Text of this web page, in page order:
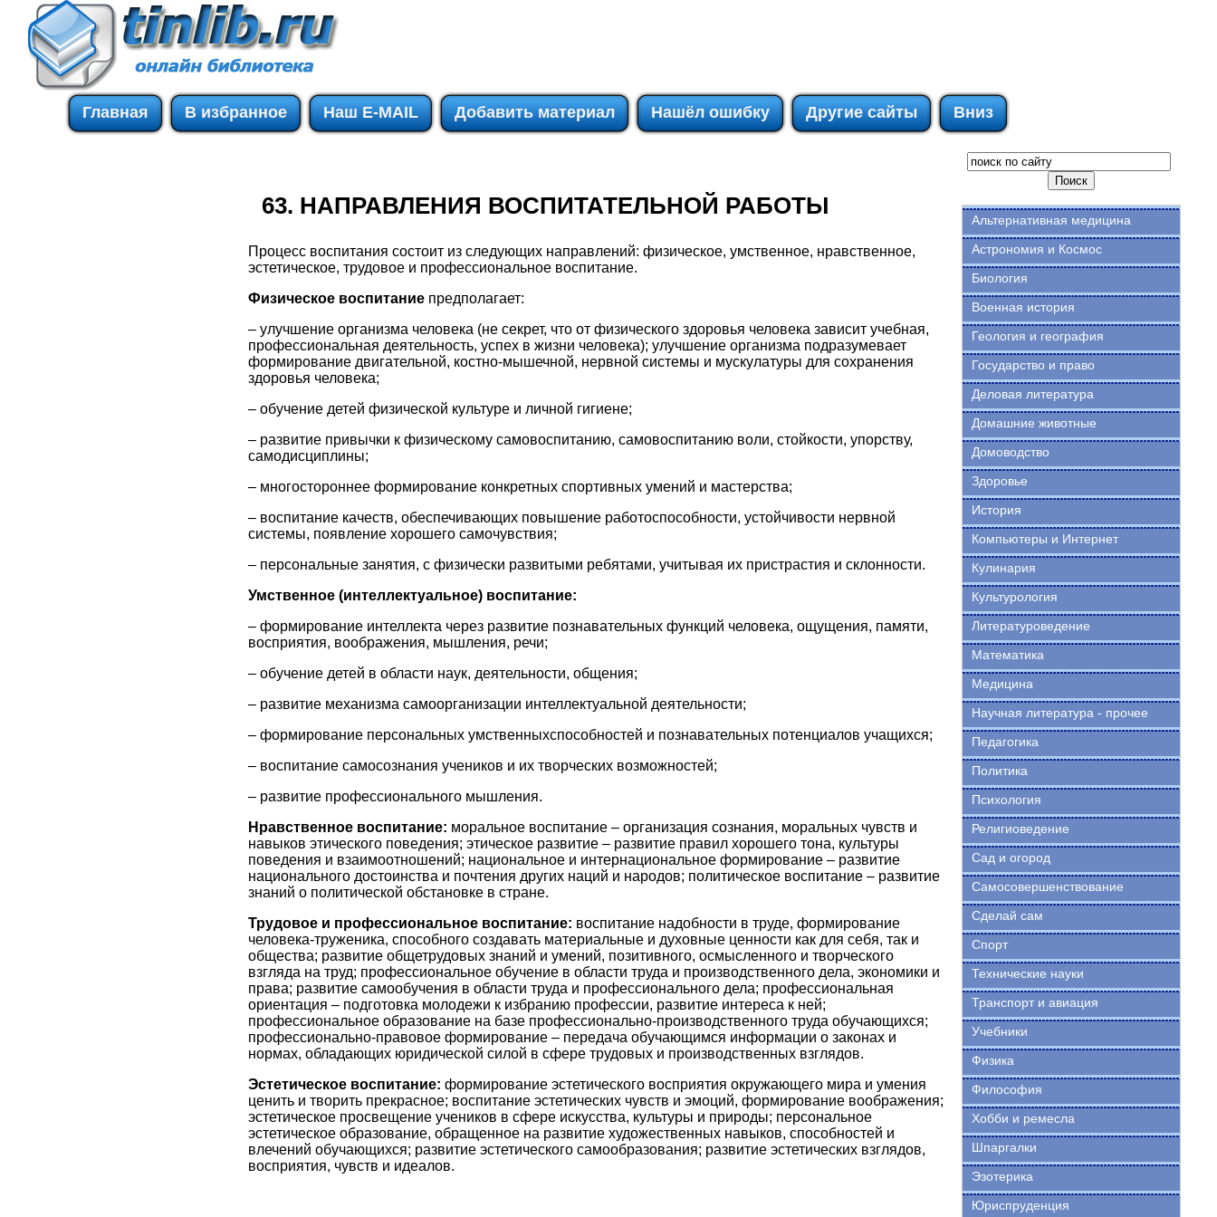
Главная В избранное Наш E-MAIL Добавить материал Нашёл ошибку Другие сайты Вниз
63. НАПРАВЛЕНИЯ ВОСПИТАТЕЛЬНОЙ РАБОТЫ
Процесс воспитания состоит из следующих направлений: физическое, умственное, нравственное,
эстетическое, трудовое и профессиональное воспитание.
Физическое воспитание предполагает:
– улучшение организма человека (не секрет, что от физического здоровья человека зависит учебная,
профессиональная деятельность, успех в жизни человека); улучшение организма подразумевает
формирование двигательной, костно-мышечной, нервной системы и мускулатуры для сохранения
здоровья человека;
– обучение детей физической культуре и личной гигиене;
– развитие привычки к физическому самовоспитанию, самовоспитанию воли, стойкости, упорству,
самодисциплины;
– многостороннее формирование конкретных спортивных умений и мастерства;
– воспитание качеств, обеспечивающих повышение работоспособности, устойчивости нервной
системы, появление хорошего самочувствия;
– персональные занятия, с физически развитыми ребятами, учитывая их пристрастия и склонности.
Умственное (интеллектуальное) воспитание:
– формирование интеллекта через развитие познавательных функций человека, ощущения, памяти,
восприятия, воображения, мышления, речи;
– обучение детей в области наук, деятельности, общения;
– развитие механизма самоорганизации интеллектуальной деятельности;
– формирование персональных умственныхспособностей и познавательных потенциалов учащихся;
– воспитание самосознания учеников и их творческих возможностей;
– развитие профессионального мышления.
Нравственное воспитание: моральное воспитание – организация сознания, моральных чувств и
навыков этического поведения; этическое развитие – развитие правил хорошего тона, культуры
поведения и взаимоотношений; национальное и интернациональное формирование – развитие
национального достоинства и почтения других наций и народов; политическое воспитание – развитие
знаний о политической обстановке в стране.
Трудовое и профессиональное воспитание: воспитание надобности в труде, формирование
человека-труженика, способного создавать материальные и духовные ценности как для себя, так и
общества; развитие общетрудовых знаний и умений, позитивного, осмысленного и творческого
взгляда на труд; профессиональное обучение в области труда и производственного дела, экономики и
права; развитие самообучения в области труда и профессионального дела; профессиональная
ориентация – подготовка молодежи к избранию профессии, развитие интереса к ней;
профессиональное образование на базе профессионально-производственного труда обучающихся;
профессионально-правовое формирование – передача обучающимся информации о законах и
нормах, обладающих юридической силой в сфере трудовых и производственных взглядов.
Эстетическое воспитание: формирование эстетического восприятия окружающего мира и умения
ценить и творить прекрасное; воспитание эстетических чувств и эмоций, формирование воображения;
эстетическое просвещение учеников в сфере искусства, культуры и природы; персональное
эстетическое образование, обращенное на развитие художественных навыков, способностей и
влечений обучающихся; развитие эстетического самообразования; развитие эстетических взглядов,
восприятия, чувств и идеалов.
Альтернативная медицина
Астрономия и Космос
Биология
Военная история
Геология и география
Государство и право
Деловая литература
Домашние животные
Домоводство
Здоровье
История
Компьютеры и Интернет
Кулинария
Культурология
Литературоведение
Математика
Медицина
Научная литература - прочее
Педагогика
Политика
Психология
Религиоведение
Сад и огород
Самосовершенствование
Сделай сам
Спорт
Технические науки
Транспорт и авиация
Учебники
Физика
Философия
Хобби и ремесла
Шпаргалки
Эзотерика
Юриспруденция